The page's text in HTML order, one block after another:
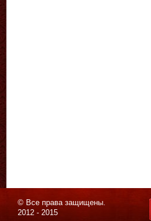
© Все права защищены.
2012 - 2015